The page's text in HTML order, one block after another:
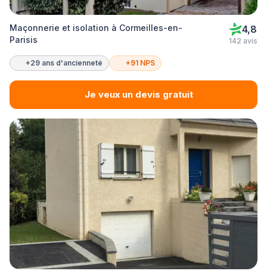
Maçonnerie et isolation à Cormeilles-en-
Parisis
4,8
142 avis
+29 ans d'ancienneté +91 NPS
Je veux un devis gratuit